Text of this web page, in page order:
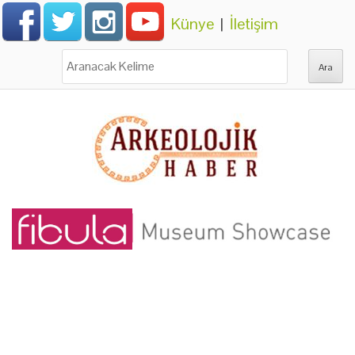
Künye | İletişim